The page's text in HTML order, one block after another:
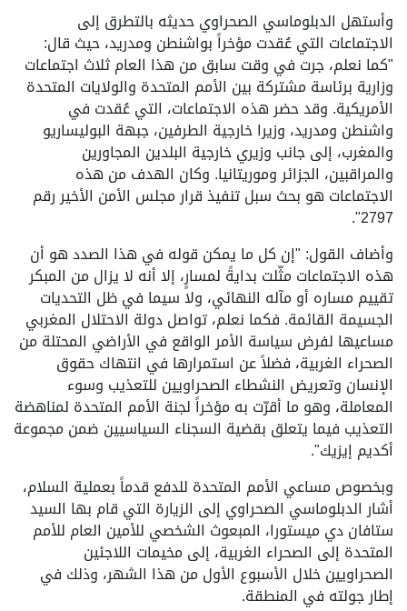
وأستهل الدبلوماسي الصحراوي حديثه بالتطرق إلى
الاجتماعات التي عُقدت مؤخراً بواشنطن ومدريد، حيث قال:
"كما نعلم، جرت في وقت سابق من هذا العام ثلاث اجتماعات
وزارية برئاسة مشتركة بين الأمم المتحدة والولايات المتحدة
الأمريكية. وقد حضر هذه الاجتماعات، التي عُقدت في
واشنطن ومدريد، وزيرا خارجية الطرفين، جبهة البوليساريو
والمغرب، إلى جانب وزيري خارجية البلدين المجاورين
والمراقبين، الجزائر وموريتانيا. وكان الهدف من هذه
الاجتماعات هو بحث سبل تنفيذ قرار مجلس الأمن الأخير رقم
2797".
وأضاف القول: "إن كل ما يمكن قوله في هذا الصدد هو أن
هذه الاجتماعات مثّلت بدايةً لمسارٍ، إلا أنه لا يزال من المبكر
تقييم مساره أو مآله النهائي، ولا سيما في ظل التحديات
الجسيمة القائمة. فكما نعلم، تواصل دولة الاحتلال المغربي
مساعيها لفرض سياسة الأمر الواقع في الأراضي المحتلة من
الصحراء الغربية، فضلاً عن استمرارها في انتهاك حقوق
الإنسان وتعريض النشطاء الصحراويين للتعذيب وسوء
المعاملة، وهو ما أقرّت به مؤخراً لجنة الأمم المتحدة لمناهضة
التعذيب فيما يتعلق بقضية السجناء السياسيين ضمن مجموعة
أكديم إيزيك".
وبخصوص مساعي الأمم المتحدة للدفع قدماً بعملية السلام،
أشار الدبلوماسي الصحراوي إلى الزيارة التي قام بها السيد
ستافان دي ميستورا، المبعوث الشخصي للأمين العام للأمم
المتحدة إلى الصحراء الغربية، إلى مخيمات اللاجئين
الصحراويين خلال الأسبوع الأول من هذا الشهر، وذلك في
إطار جولته في المنطقة.